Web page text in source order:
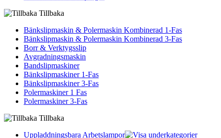
Tillbaka
Bänkslipmaskin & Polermaskin Kombinerad 1-Fas
Bänkslipmaskin & Polermaskin Kombinerad 3-Fas
Borr & Verktygsslip
Avgradningsmaskin
Bandslipmaskiner
Bänkslipmaskiner 1-Fas
Bänkslipmaskiner 3-Fas
Polermaskiner 1 Fas
Polermaskiner 3-Fas
Tillbaka
Uppladdningsbara Arbetslampor